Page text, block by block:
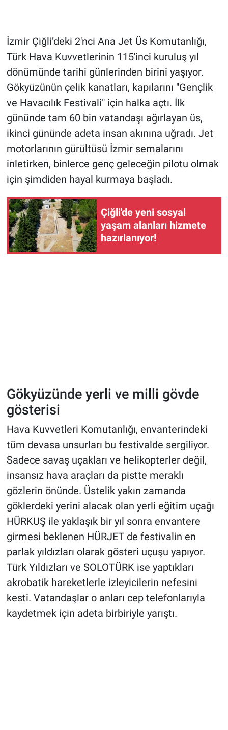
İzmir Çiğli’deki 2'nci Ana Jet Üs Komutanlığı,
Türk Hava Kuvvetlerinin 115'inci kuruluş yıl
dönümünde tarihi günlerinden birini yaşıyor.
Gökyüzünün çelik kanatları, kapılarını "Gençlik
ve Havacılık Festivali" için halka açtı. İlk
gününde tam 60 bin vatandaşı ağırlayan üs,
ikinci gününde adeta insan akınına uğradı. Jet
motorlarının gürültüsü İzmir semalarını
inletirken, binlerce genç geleceğin pilotu olmak
için şimdiden hayal kurmaya başladı.
Çiğli'de yeni sosyal
yaşam alanları hizmete
hazırlanıyor!
Gökyüzünde yerli ve milli gövde
gösterisi
Hava Kuvvetleri Komutanlığı, envanterindeki
tüm devasa unsurları bu festivalde sergiliyor.
Sadece savaş uçakları ve helikopterler değil,
insansız hava araçları da pistte meraklı
gözlerin önünde. Üstelik yakın zamanda
göklerdeki yerini alacak olan yerli eğitim uçağı
HÜRKUŞ ile yaklaşık bir yıl sonra envantere
girmesi beklenen HÜRJET de festivalin en
parlak yıldızları olarak gösteri uçuşu yapıyor.
Türk Yıldızları ve SOLOTÜRK ise yaptıkları
akrobatik hareketlerle izleyicilerin nefesini
kesti. Vatandaşlar o anları cep telefonlarıyla
kaydetmek için adeta birbiriyle yarıştı.